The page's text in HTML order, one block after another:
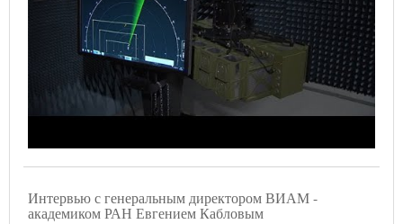
Интервью с генеральным директором ВИАМ -
академиком РАН Евгением Кабловым